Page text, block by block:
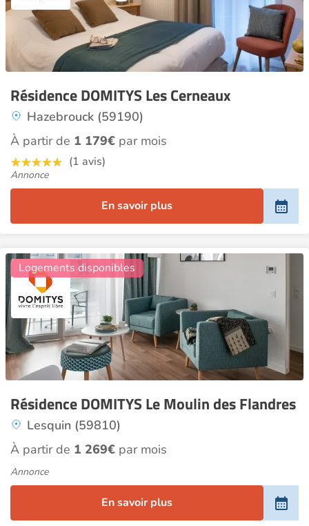
Résidence DOMITYS Les Cerneaux
Hazebrouck (59190)
À partir de 1 179€ par mois
(1 avis)
Annonce
En savoir plus
Résidence DOMITYS Le Moulin des Flandres
Lesquin (59810)
Logements disponibles
À partir de 1 269€ par mois
Annonce
En savoir plus